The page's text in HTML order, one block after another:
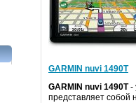
GARMIN nuvi 1490T
GARMIN nuvi 1490T-
представляет собой